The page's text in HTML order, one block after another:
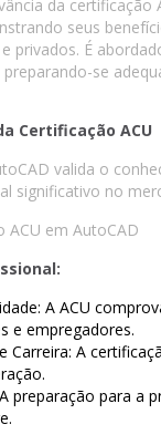
da
seus
privados. É
se
Certificação ACU
valida o
significativo no
ACU em AutoCAD
A ACU
e empregadores.
Carreira: A
preparação para a